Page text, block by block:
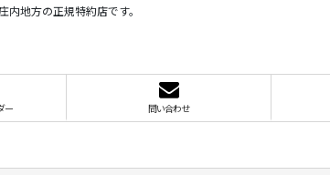
地方の正規特約店です。
ー 問い合わせ